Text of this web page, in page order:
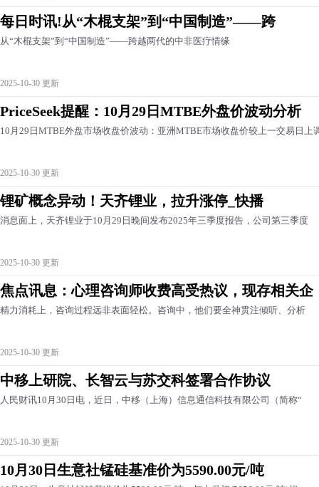
每日时讯!从“木棍支架”到“中国制造”——跨
从“木棍支架”到“中国制造”——跨越两代的中非医疗情缘
2025-10-30 更新
PriceSeek提醒：10月29日MTBE外盘价波动分析
10月29日MTBE外盘市场收盘价波动：亚洲MTBE市场收盘价较上一交易日上
2025-10-30 更新
锂矿概念异动！天齐锂业，拉升涨停_快播
消息面上，天齐锂业于10月29日晚间发布2025年三季度报告，公司第三季度
2025-10-30 更新
焦点讯息：心理咨询师收费高受热议，现存相关企
精力消耗上，咨询过程远非表面轻松。咨询中，他们要全神贯注倾听、分析
2025-10-30 更新
中移上研院、长智云与苏交科签署合作协议
人民财讯10月30日电，近日，中移（上海）信息通信科技有限公司（简称“
2025-10-30 更新
10月30日生意社锰硅基准价为5590.00元/吨